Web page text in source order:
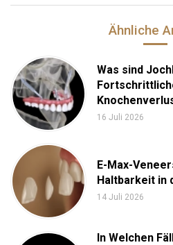
Ähnliche
Was sind
16 Juli 2026
E-Max-
Haltbarkeit in
14 Juli 2026
In Welchen